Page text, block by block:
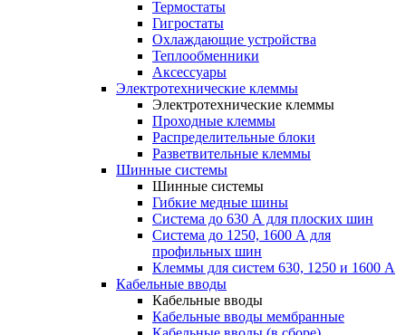
Термостаты
Гигростаты
Охлаждающие устройства
Теплообменники
Аксессуары
Электротехнические клеммы
Электротехнические клеммы
Проходные клеммы
Распределительные блоки
Разветвительные клеммы
Шинные системы
Шинные системы
Гибкие медные шины
Система до 630 А для плоских шин
Система до 1250, 1600 А для
профильных шин
Клеммы для систем 630, 1250 и 1600 А
Кабельные вводы
Кабельные вводы
Кабельные вводы мембранные